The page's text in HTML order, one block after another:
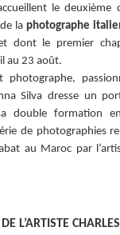
le deuxième
la photographe
dont le premier
au 23 août.
photographe,
Silva dresse un
double formation
de photographies
au Maroc par
L’ARTISTE